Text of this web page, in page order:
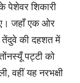
पेशेवर शिकारी
जहाँ एक ओर
की दहशत में
पट्टी को
वहीं यह नरभक्षी